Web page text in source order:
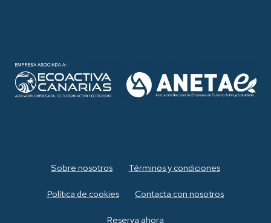
Sobre nosotros Términos y condiciones
Política de cookies Contacta con nosotros
Reserva ahora